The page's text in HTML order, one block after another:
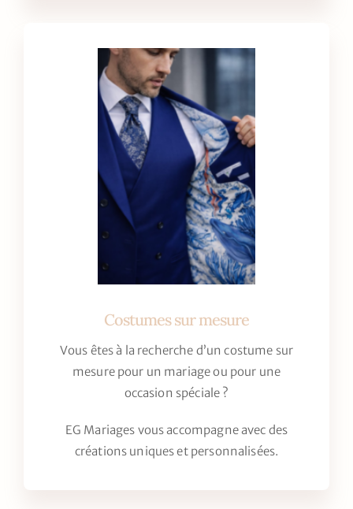
Vous êtes à la recherche d’un costume sur
mesure pour un mariage ou pour une
occasion spéciale ?
EG Mariages vous accompagne avec des
créations uniques et personnalisées.